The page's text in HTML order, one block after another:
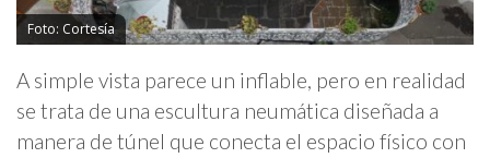
Foto: Cortesía
A simple vista parece un inflable, pero en realidad
se trata de una escultura neumática diseñada a
manera de túnel que conecta el espacio físico con